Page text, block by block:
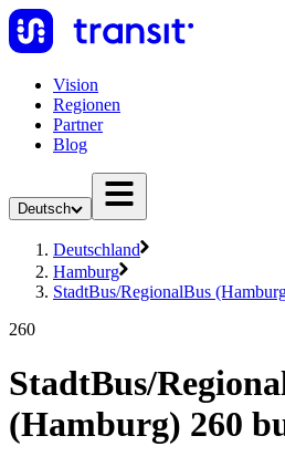
Vision
Regionen
Partner
Blog
Deutsch
Deutschland
Hamburg
StadtBus/RegionalBus
260
StadtBus/
(Hamburg) 260